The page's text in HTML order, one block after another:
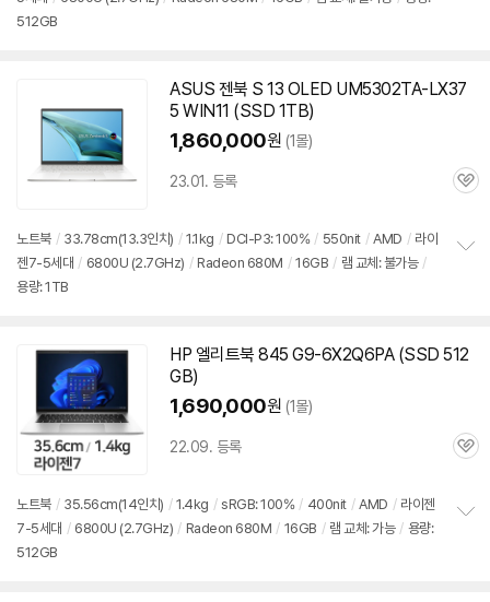
512GB
기
ASUS 젠북 S 13 OLED UM5302TA-LX37
5 WIN11 (SSD 1TB)
1,860,000원 (1몰)
23.01. 등록
관
노트북 / 33.78cm(13.3인치) / 1.1kg / DCI-P3: 100% / 550nit / AMD / 라이
젠7-5세대 / 6800U (2.7GHz) / Radeon 680M / 16GB / 램 교체: 불가능 /
용량: 1TB
기
HP 엘리트북 845 G9-6X2Q6PA (SSD 512
GB)
1,690,000원 (1몰)
22.09. 등록
관
노트북 / 35.56cm(14인치) / 1.4kg / sRGB: 100% / 400nit / AMD / 라이젠
7-5세대 / 6800U (2.7GHz) / Radeon 680M / 16GB / 램 교체: 가능 / 용량:
512GB